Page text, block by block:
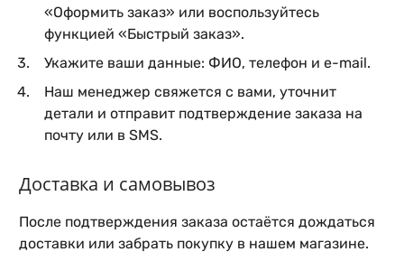
«Оформить заказ» или воспользуйтесь
функцией «Быстрый заказ».
Укажите ваши данные: ФИО, телефон и e-mail.
Наш менеджер свяжется с вами, уточнит
детали и отправит подтверждение заказа на
почту или в SMS.
Доставка и самовывоз
После подтверждения заказа остаётся дождаться
доставки или забрать покупку в нашем магазине.